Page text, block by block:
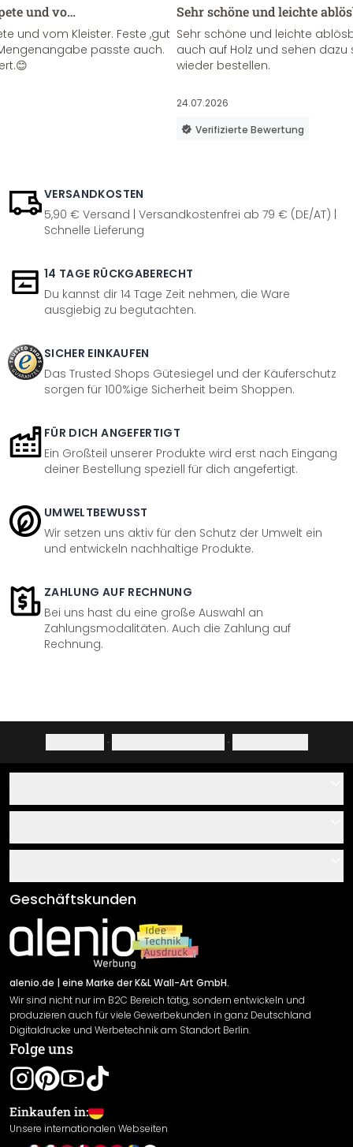
und vo…
und vom Kleister. Feste ,gut
passte auch.
Sehr schöne und leichte
Sehr schöne und leichte
auch auf Holz und sehen
wieder bestellen.
24.07.2026
Verifizierte Bewertung
VERSANDKOSTEN
5,90 € Versand | Versandkostenfrei ab 79 € (DE/AT) |
Schnelle Lieferung
14 TAGE RÜCKGABERECHT
Du kannst dir 14 Tage Zeit nehmen, die Ware
ausgiebig zu begutachten.
SICHER EINKAUFEN
Das Trusted Shops Gütesiegel und der Käuferschutz
sorgen für 100%ige Sicherheit beim Shoppen.
FÜR DICH ANGEFERTIGT
Ein Großteil unserer Produkte wird erst nach Eingang
deiner Bestellung speziell für dich angefertigt.
UMWELTBEWUSST
Wir setzen uns aktiv für den Schutz der Umwelt ein
und entwickeln nachhaltige Produkte.
ZAHLUNG AUF RECHNUNG
Bei uns hast du eine große Auswahl an
Zahlungsmodalitäten. Auch die Zahlung auf
Rechnung.
· ·
Über uns
Klebe- und Montageanleitungen
Newsletter An-/Abmeldung
Sendungsverfolgung
AGB
Impressum
Versand & Zahlung
Rücksendung
Widerrufsrecht
Datenschutzerklärung
Gewährleistung
Leistungserklärung / CE-Zeichen
Cookie Einstellungen
Geschäftskunden
alenio.de | eine Marke der K&L Wall-Art GmbH.
Wir sind nicht nur im B2C Bereich tätig, sondern entwickeln und
produzieren auch für viele Gewerbekunden in ganz Deutschland
Digitaldrucke und Werbetechnik am Standort Berlin.
Folge uns
Einkaufen in:
Unsere internationalen Webseiten